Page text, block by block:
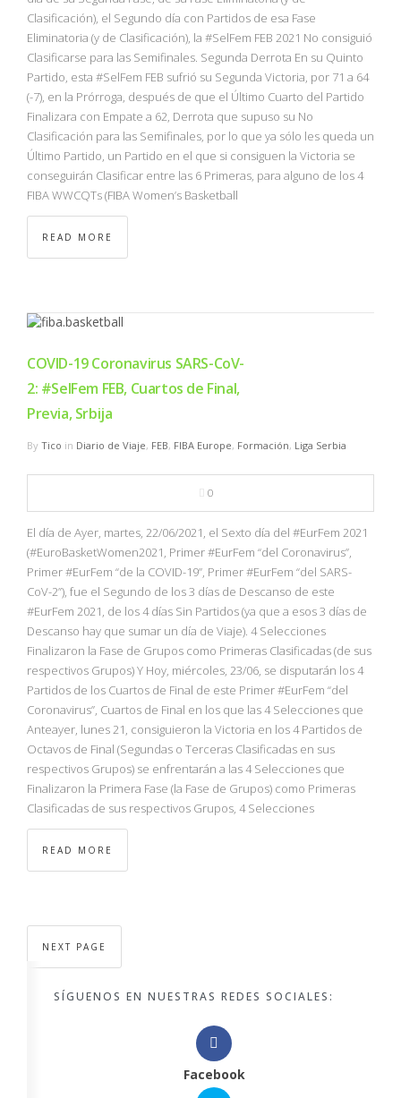
Clasificación), el Segundo día con Partidos de esa Fase
Eliminatoria (y de Clasificación), la #SelFem FEB 2021 No consiguió
Clasificarse para las Semifinales. Segunda Derrota En su Quinto
Partido, esta #SelFem FEB sufrió su Segunda Victoria, por 71 a 64
(-7), en la Prórroga, después de que el Último Cuarto del Partido
Finalizara con Empate a 62, Derrota que supuso su No
Clasificación para las Semifinales, por lo que ya sólo les queda un
Último Partido, un Partido en el que si consiguen la Victoria se
conseguirán Clasificar entre las 6 Primeras, para alguno de los 4
FIBA WWCQTs (FIBA Women’s Basketball
READ MORE
COVID-19 Coronavirus SARS-CoV-
2: #SelFem FEB, Cuartos de Final,
Previa, Srbija
By Tico in Diario de Viaje, FEB, FIBA Europe, Formación, Liga Serbia
0
El día de Ayer, martes, 22/06/2021, el Sexto día del #EurFem 2021
(#EuroBasketWomen2021, Primer #EurFem “del Coronavirus”,
Primer #EurFem “de la COVID-19”, Primer #EurFem “del SARS-
CoV-2”), fue el Segundo de los 3 días de Descanso de este
#EurFem 2021, de los 4 días Sin Partidos (ya que a esos 3 días de
Descanso hay que sumar un día de Viaje). 4 Selecciones
Finalizaron la Fase de Grupos como Primeras Clasificadas (de sus
respectivos Grupos) Y Hoy, miércoles, 23/06, se disputarán los 4
Partidos de los Cuartos de Final de este Primer #EurFem “del
Coronavirus”, Cuartos de Final en los que las 4 Selecciones que
Anteayer, lunes 21, consiguieron la Victoria en los 4 Partidos de
Octavos de Final (Segundas o Terceras Clasificadas en sus
respectivos Grupos) se enfrentarán a las 4 Selecciones que
Finalizaron la Primera Fase (la Fase de Grupos) como Primeras
Clasificadas de sus respectivos Grupos, 4 Selecciones
READ MORE
NEXT PAGE
SÍGUENOS EN NUESTRAS REDES SOCIALES:
Facebook